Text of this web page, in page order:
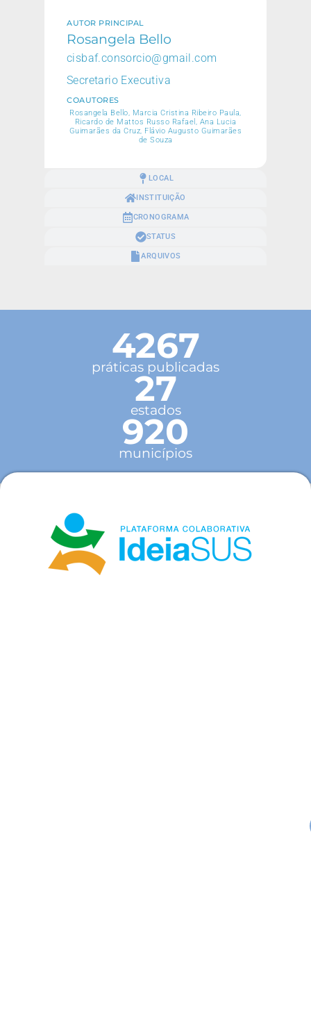
LOCAL
INSTITUIÇÃO
CRONOGRAMA
STATUS
ARQUIVOS
AUTOR PRINCIPAL
Rosangela Bello
cisbaf.consorcio@gmail.com
Secretario Executiva
COAUTORES
Rosangela Bello, Marcia Cristina Ribeiro Paula,
Ricardo de Mattos Russo Rafael, Ana Lucia
Guimarães da Cruz, Flávio Augusto Guimarães
de Souza
4267
práticas publicadas
27
estados
920
municípios